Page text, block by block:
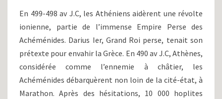
AV
En 499-498 av J.C, les Athéniens aidèrent une révolte
ionienne, partie de l’immense Empire Perse des
Achéménides. Darius Ier, Grand Roi perse, tenait son
prétexte pour envahir la Grèce. En 490 av J.C, Athènes,
considérée comme l’ennemie à châtier, les
Achéménides débarquèrent non loin de la cité-état, à
Marathon. Après des hésitations, 10 000 hoplites